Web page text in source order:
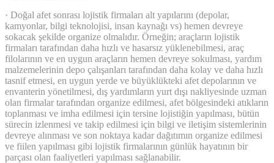
· Doğal afet sonrası lojistik firmaları alt yapılarını (depolar,
kamyonlar, bilgi teknolojisi, insan kaynağı vs) hemen devreye
sokacak şekilde organize olmalıdır. Örneğin; araçların lojistik
firmaları tarafından daha hızlı ve hasarsız yüklenebilmesi, araç
filolarının ve en uygun araçların hemen devreye sokulması, yardım
malzemelerinin depo çalışanları tarafından daha kolay ve daha hızlı
tasnif etmesi, en uygun yerde ve büyüklükteki afet depolarının ve
envanterin yönetilmesi, dış yardımların yurt dışı nakliyesinde uzman
olan firmalar tarafından organize edilmesi, afet bölgesindeki atıkların
toplanması ve imha edilmesi için tersine lojistiğin yapılması, bütün
sürecin izlenmesi ve takip edilmesi için bilgi ve iletişim sistemlerinin
devreye alınması ve son noktaya kadar dağıtımın organize edilmesi
ve fiilen yapılması gibi lojistik firmalarının günlük hayatının bir
parçası olan faaliyetleri yapılması sağlanabilir.